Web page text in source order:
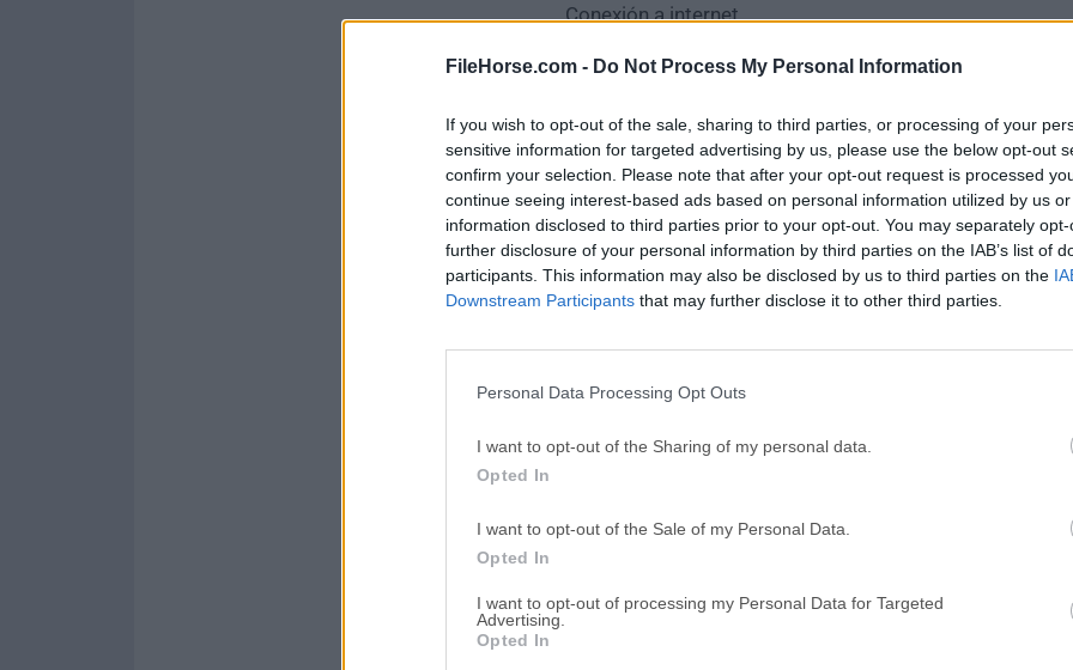
FileHorse.com - Do Not Process My Personal Information
If you wish to opt-out of the sale, sharing to third parties, or processing of your
sensitive information for targeted advertising by us, please use the below opt-out
confirm your selection. Please note that after your opt-out request is processed
continue seeing interest-based ads based on personal information utilized by us
information disclosed to third parties prior to your opt-out. You may separately
further disclosure of your personal information by third parties on the IAB’s list of
participants. This information may also be disclosed by us to third parties on the
Downstream Participants that may further disclose it to other third parties.
Personal Data Processing Opt Outs
I want to opt-out of the Sharing of my personal data.
Opted In
I want to opt-out of the Sale of my Personal Data.
Opted In
I want to opt-out of processing my Personal Data for Targeted
Advertising.
Opted In
Conexión a internet
PROS
Plataforma de comunicación de voz fácil de usar
Soporta compartir archivos, video y escritorio
Permisos de usuario y canales personalizables
Audio de baja latencia incluso en conexiones lentas
Soporte multiplataforma con Windows y Linux
CONTRAS
Problemas ocasionales de conectividad
Traducido por el Equipo de